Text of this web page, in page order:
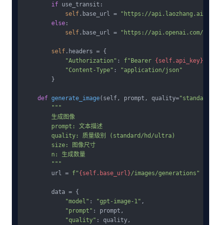
if use_transit:
self .base_url =
"https://api.laozhang.ai/v1"
else :
self .base_url = "https://api.openai.com/v1"
self .headers = {
"Authorization" : f"Bearer {self.api_key}
"Content-Type" :
"application/json"
        }
def generate_image( self, prompt, quality="standard"
"""
        生成图像
        prompt: 文本描述
        quality: 质量级别 (standard/hd/ultra)
        size: 图像尺寸
        n: 生成数量
        """
        url =
f"{self.base_url}/images/generations"
        data = {
"model" : "gpt-image-1" ,
"prompt" : prompt,
"quality" : quality,